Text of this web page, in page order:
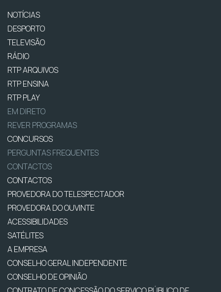
NOTÍCIAS
DESPORTO
TELEVISÃO
RÁDIO
RTP ARQUIVOS
RTP ENSINA
RTP PLAY
EM DIRETO
REVER PROGRAMAS
CONCURSOS
PERGUNTAS FREQUENTES
CONTACTOS
CONTACTOS
PROVEDORA DO TELESPECTADOR
PROVEDORA DO OUVINTE
ACESSIBILIDADES
SATÉLITES
A EMPRESA
CONSELHO GERAL INDEPENDENTE
CONSELHO DE OPINIÃO